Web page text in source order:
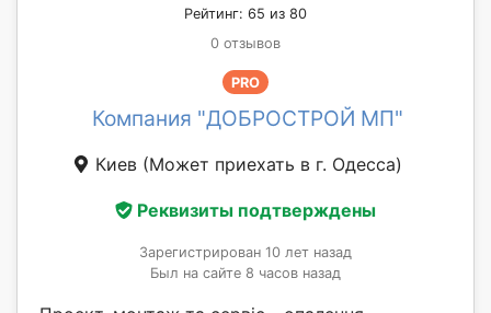
Рейтинг: 65 из 80
0 отзывов
PRO
Компания "ДОБРОСТРОЙ МП"
Киев (Может приехать в г. Одесса)
Реквизиты подтверждены
Зарегистрирован 10 лет назад
Был на сайте 8 часов назад